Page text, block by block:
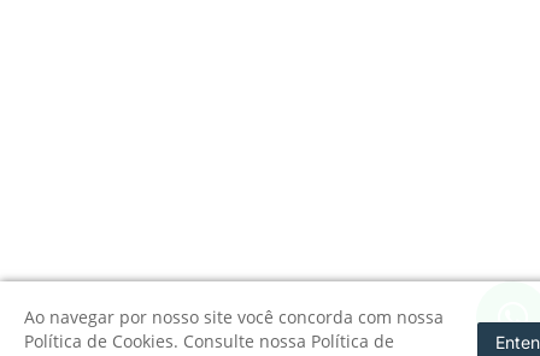
Ao navegar por nosso site você concorda com nossa
Política de Cookies. Consulte nossa Política de